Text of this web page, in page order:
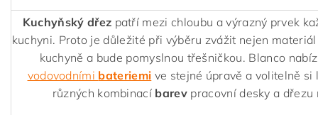
Kuchyňský dřez patří mezi chloubu a výrazný prvek
kuchyni. Proto je důležité při výběru zvážit nejen
kuchyně a bude pomyslnou třešničkou. Blanco
vodovodními bateriemi ve stejné úpravě a volitelně
různých kombinací barev pracovní desky a dřezu